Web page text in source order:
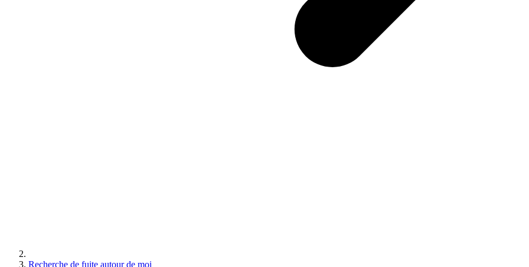
Recherche de fuite autour de moi